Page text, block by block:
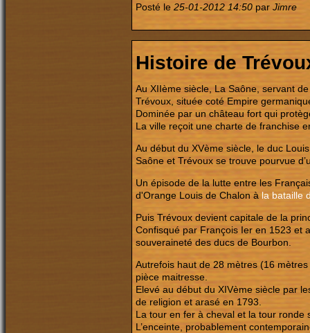
Posté le 25-01-2012 14:50 par Jimre
Histoire de
Au XIIème siècle, La Saône, servant
Trévoux, située coté Empire
Dominée par un château fort qui
La ville reçoit une charte de franchise
Au début du XVème siècle, le duc
Saône et Trévoux se trouve pourvue
Un épisode de la lutte entre les
d'Orange Louis de Chalon à la bataille
Puis Trévoux devient capitale de la
Confisqué par François Ier en 1523 et
souveraineté des ducs de Bourbon.
Autrefois haut de 28 mètres (16
pièce maitresse.
Elevé au début du XIVème siècle par
de religion et arasé en 1793.
La tour en fer à cheval et la tour ronde
L’enceinte, probablement